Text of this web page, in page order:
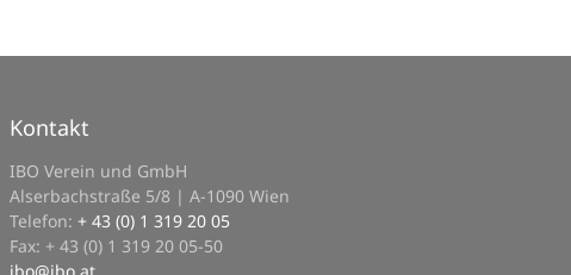
Kontakt
IBO Verein und GmbH
Alserbachstraße 5/8 | A-1090 Wien
Telefon: + 43 (0) 1 319 20 05
Fax: + 43 (0) 1 319 20 05-50